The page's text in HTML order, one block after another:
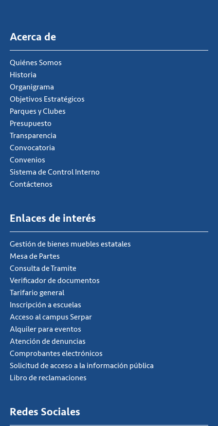
Acerca de
Quiénes Somos
Historia
Organigrama
Objetivos Estratégicos
Parques y Clubes
Presupuesto
Transparencia
Convocatoria
Convenios
Sistema de Control Interno
Contáctenos
Enlaces de interés
Gestión de bienes muebles estatales
Mesa de Partes
Consulta de Tramite
Verificador de documentos
Tarifario general
Inscripción a escuelas
Acceso al campus Serpar
Alquiler para eventos
Atención de denuncias
Comprobantes electrónicos
Solicitud de acceso a la información pública
Libro de reclamaciones
Redes Sociales